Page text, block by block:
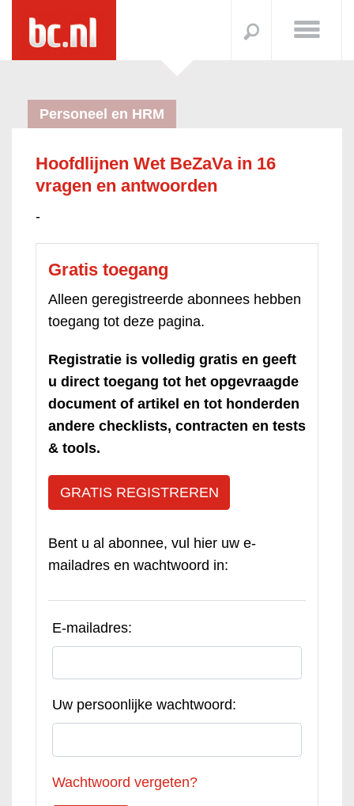
Personeel en HRM
Hoofdlijnen Wet BeZaVa in 16
vragen en antwoorden
-
Gratis toegang
Alleen geregistreerde abonnees hebben
toegang tot deze pagina.
Registratie is volledig gratis en geeft
u direct toegang tot het opgevraagde
document of artikel en tot honderden
andere checklists, contracten en tests
& tools.
GRATIS REGISTREREN
Bent u al abonnee, vul hier uw e-
mailadres en wachtwoord in:
E-mailadres:
Uw persoonlijke wachtwoord:
Wachtwoord vergeten?